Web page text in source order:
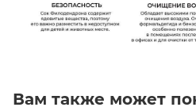
Вам также может